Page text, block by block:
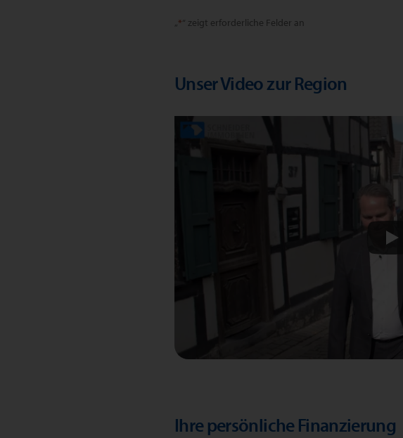
„*“ zeigt erforderliche Felder an
Unser Video zur Region
Ihre persönliche Finanzierung